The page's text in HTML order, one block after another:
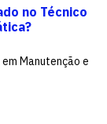
no Técnico
Manutenção e